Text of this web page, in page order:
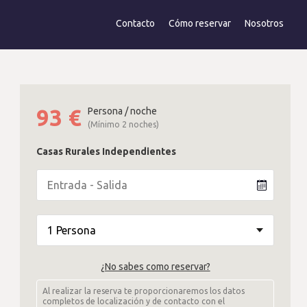
Nosotros
Cómo reservar
Contacto
93 € Persona / noche
(Mínimo 2 noches)
Casas Rurales Independientes
¿No sabes como reservar?
Al realizar la reserva te proporcionaremos los datos
completos de localización y de contacto con el